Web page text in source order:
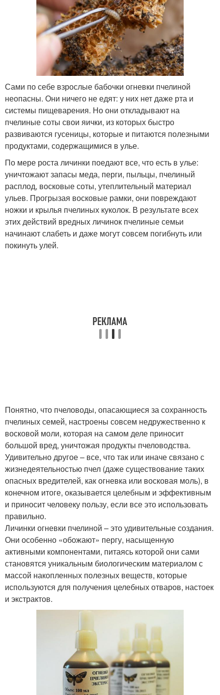
Сами по себе взрослые бабочки огневки пчелиной
неопасны. Они ничего не едят: у них нет даже рта и
системы пищеварения. Но они откладывают на
пчелиные соты свои яички, из которых быстро
развиваются гусеницы, которые и питаются полезными
продуктами, содержащимися в улье.
По мере роста личинки поедают все, что есть в улье:
уничтожают запасы меда, перги, пыльцы, пчелиный
расплод, восковые соты, утеплительный материал
ульев. Прогрызая восковые рамки, они повреждают
ножки и крылья пчелиных куколок. В результате всех
этих действий вредных личинок пчелиные семьи
начинают слабеть и даже могут совсем погибнуть или
покинуть улей.
Понятно, что пчеловоды, опасающиеся за сохранность
пчелиных семей, настроены совсем недружественно к
восковой моли, которая на самом деле приносит
большой вред, уничтожая продукты пчеловодства.
Удивительно другое – все, что так или иначе связано с
жизнедеятельностью пчел (даже существование таких
опасных вредителей, как огневка или восковая моль), в
конечном итоге, оказывается целебным и эффективным
и приносит человеку пользу, если все это использовать
правильно.
Личинки огневки пчелиной – это удивительные создания.
Они особенно «обожают» пергу, насыщенную
активными компонентами, питаясь которой они сами
становятся уникальным биологическим материалом с
массой накопленных полезных веществ, которые
используются для получения целебных отваров, настоек
и экстрактов.